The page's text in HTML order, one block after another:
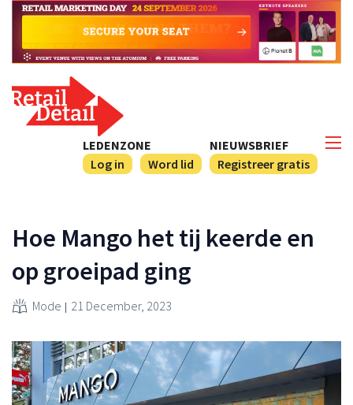
NIEUWSBRIEF
Registreer gratis
LEDENZONE
Log in
Word lid
Hoe Mango het tij keerde en
op groeipad ging
Mode 21 December, 2023